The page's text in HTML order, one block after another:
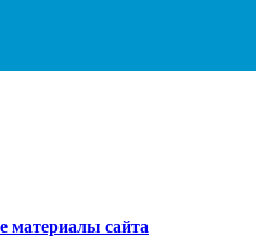
материалы сайта